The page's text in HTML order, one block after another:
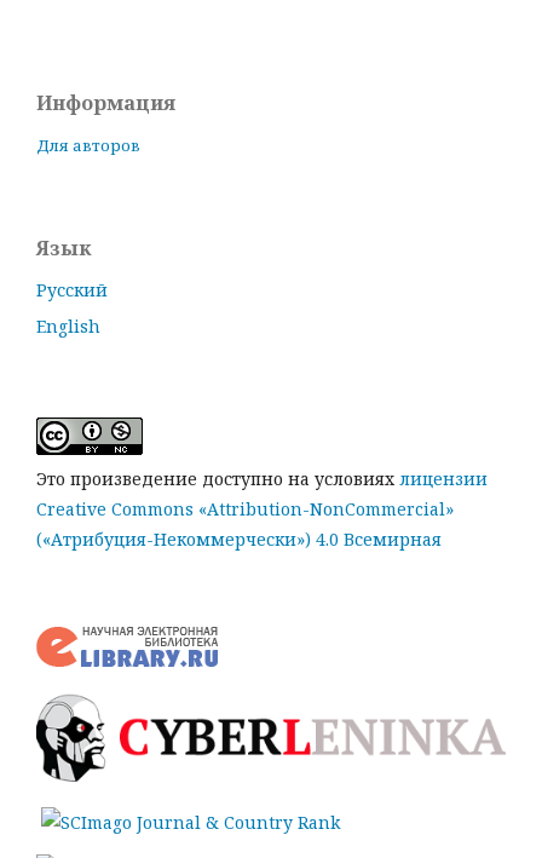
Информация
Для авторов
Язык
Русский
English
Это произведение доступно на условиях лицензии
Creative Commons «Attribution-NonCommercial»
(«Атрибуция-Некоммерчески») 4.0 Всемирная